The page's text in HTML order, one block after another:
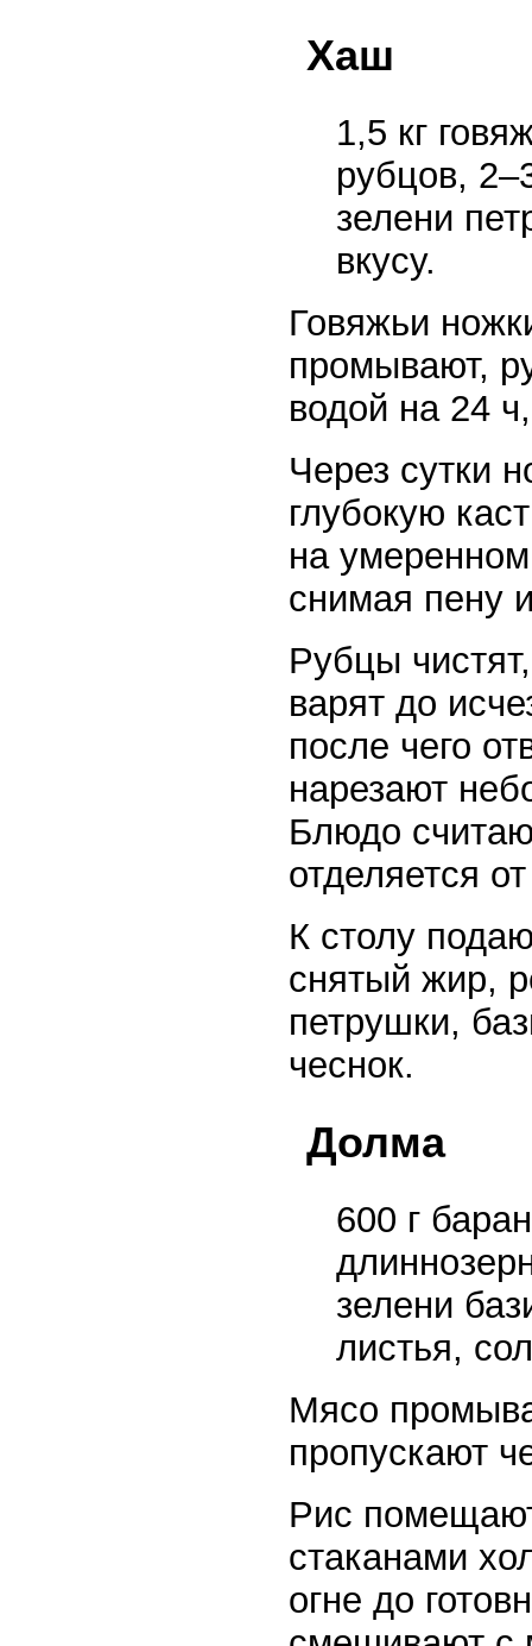
Хаш
1,5 кг
рубцов,
зелени
вкусу.
Говяжьи
промывают,
водой на 24
Через сутки
глубокую
на
снимая пену
Рубцы
варят до
после чего
нарезают
Блюдо
отделяется
К столу
снятый жир,
петрушки,
чеснок.
Долма
600 г
зелени
листья,
Мясо
пропускают
Рис
стаканами
огне до